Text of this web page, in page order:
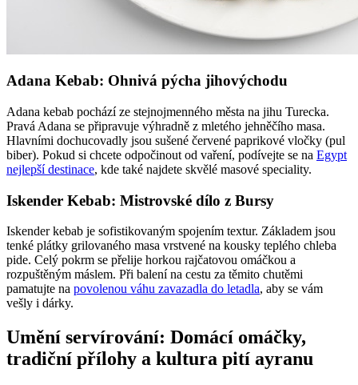
Adana Kebab: Ohnivá pýcha jihovýchodu
Adana kebab pochází ze stejnojmenného města na jihu Turecka.
Pravá Adana se připravuje výhradně z mletého jehněčího masa.
Hlavními dochucovadly jsou sušené červené paprikové vločky (pul
biber). Pokud si chcete odpočinout od vaření, podívejte se na Egypt
nejlepší destinace, kde také najdete skvělé masové speciality.
Iskender Kebab: Mistrovské dílo z Bursy
Iskender kebab je sofistikovaným spojením textur. Základem jsou
tenké plátky grilovaného masa vrstvené na kousky teplého chleba
pide. Celý pokrm se přelije horkou rajčatovou omáčkou a
rozpuštěným máslem. Při balení na cestu za těmito chutěmi
pamatujte na povolenou váhu zavazadla do letadla, aby se vám
vešly i dárky.
Umění servírování: Domácí omáčky,
tradiční přílohy a kultura pití ayranu